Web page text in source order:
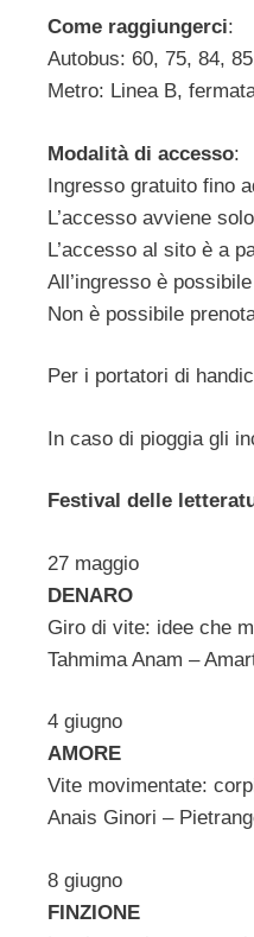
Come raggiungerci:
Autobus: 60, 75, 84,
Metro: Linea B,
Modalità di accesso:
Ingresso gratuito fino
L’accesso avviene
L’accesso al sito è a
All’ingresso è
Non è possibile
Per i portatori di
In caso di pioggia gli
Festival delle
27 maggio
DENARO
Giro di vite: idee che
Tahmima Anam –
4 giugno
AMORE
Vite movimentate:
Anais Ginori –
8 giugno
FINZIONE